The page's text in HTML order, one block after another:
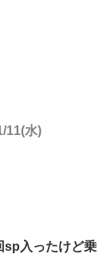
11(水)
入ったけど乗